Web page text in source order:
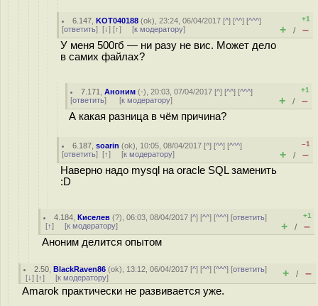
6.147 ,KOT040188 (ok), 23:24, 06/04/2017 [^] [^^] [^^^]
[ответить] [↓] [↑] [к модератору]
+1
+ / –
У меня 500гб — ни разу не вис. Может дело
в самих файлах?
7.171 ,Аноним (-), 20:03, 07/04/2017 [^] [^^] [^^^]
[ответить] [к модератору]
+1
+ / –
А какая разница в чём причина?
6.187 ,soarin (ok), 10:05, 08/04/2017 [^] [^^] [^^^]
[ответить] [↑] [к модератору]
–1
+ / –
Наверно надо mysql на oracle SQL заменить
:D
4.184 ,Киселев (?), 06:03, 08/04/2017 [^] [^^] [^^^] [ответить]
[↑] [к модератору]
+1
+ / –
Аноним делится опытом
2.50 ,BlackRaven86 (ok), 13:12, 06/04/2017 [^] [^^] [^^^] [ответить]
[↓] [↑] [к модератору] + / –
Amarok практически не развивается уже.